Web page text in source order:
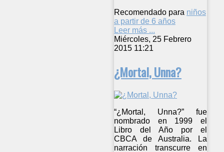
Recomendado para niños
a partir de 6 años
Leer más ...
Miércoles, 25 Febrero
2015 11:21
¿Mortal, Unna?
“¿Mortal, Unna?” fue
nombrado en 1999 el
Libro del Año por el
CBCA de Australia. La
narración transcurre en